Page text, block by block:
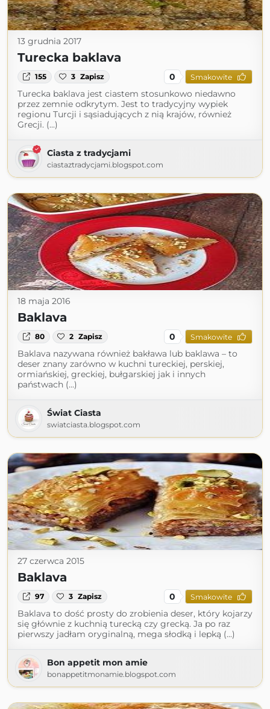
13 grudnia 2017
Turecka baklava
155 3 Zapisz 0 Smakowite
Turecka baklava jest ciastem stosunkowo niedawno
przez zemnie odkrytym. Jest to tradycyjny wypiek
regionu Turcji i sąsiadujących z nią krajów, również
Grecji. (...)
Ciasta z tradycjami
ciastaztradycjami.blogspot.com
18 maja 2016
Baklava
80 2 Zapisz 0 Smakowite
Baklava nazywana również bakława lub baklawa – to
deser znany zarówno w kuchni tureckiej, perskiej,
ormiańskiej, greckiej, bułgarskiej jak i innych
państwach (...)
Świat Ciasta
swiatciasta.blogspot.com
27 czerwca 2015
Baklava
97 3 Zapisz 0 Smakowite
Baklava to dość prosty do zrobienia deser, który kojarzy
się głównie z kuchnią turecką czy grecką. Ja po raz
pierwszy jadłam oryginalną, mega słodką i lepką (...)
Bon appetit mon amie
bonappetitmonamie.blogspot.com